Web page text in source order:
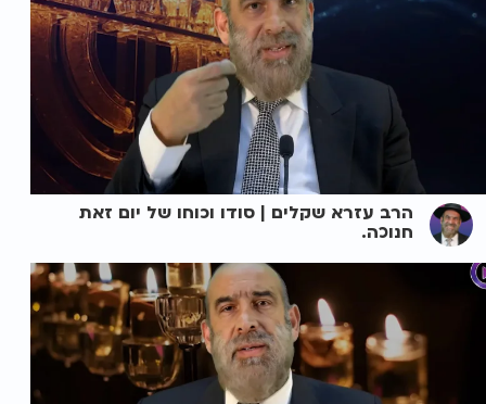
הרב עזרא שקלים | סודו וכוחו של יום זאת
חנוכה.